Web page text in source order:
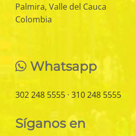
Palmira, Valle del Cauca
Colombia
Whatsapp
302 248 5555· 310 248 5555
Síganos en